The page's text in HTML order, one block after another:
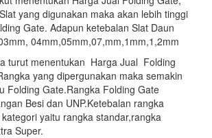
yang digunakan maka akan lebih tinggi
Gate. Adapun ketebalan Slat Daun
04mm,05mm,07,mm,1mm,1,2mm
turut menentukan Harga Jual Folding
yang dipergunakan maka semakin
Folding Gate.Rangka Folding Gate
Besi dan UNP.Ketebalan rangka
yaitu rangka standar,rangka
Super.